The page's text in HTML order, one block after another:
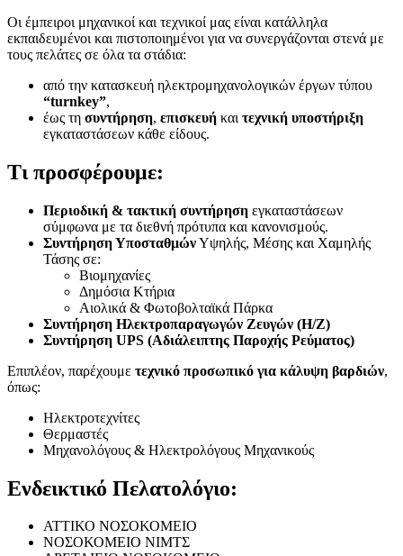
Οι έμπειροι μηχανικοί και τεχνικοί μας είναι κατάλληλα
εκπαιδευμένοι και πιστοποιημένοι για να συνεργάζονται στενά με
τους πελάτες σε όλα τα στάδια:
από την κατασκευή ηλεκτρομηχανολογικών έργων τύπου
“turnkey”,
έως τη συντήρηση, επισκευή και τεχνική υποστήριξη
εγκαταστάσεων κάθε είδους.
Τι προσφέρουμε:
Περιοδική & τακτική συντήρηση εγκαταστάσεων
σύμφωνα με τα διεθνή πρότυπα και κανονισμούς.
Συντήρηση ΥποσταθμώνΥψηλής, Μέσης και Χαμηλής
Τάσης σε:
Βιομηχανίες
Δημόσια Κτήρια
Αιολικά & Φωτοβολταϊκά Πάρκα
Συντήρηση Ηλεκτροπαραγωγών Ζευγών (Η/Ζ)
Συντήρηση UPS (Αδιάλειπτης Παροχής Ρεύματος)
Επιπλέον, παρέχουμε τεχνικό προσωπικό για κάλυψη βαρδιών,
όπως:
Ηλεκτροτεχνίτες
Θερμαστές
Μηχανολόγους & Ηλεκτρολόγους Μηχανικούς
Ενδεικτικό Πελατολόγιο:
ΑΤΤΙΚΟ ΝΟΣΟΚΟΜΕΙΟ
ΝΟΣΟΚΟΜΕΙΟ ΝΙΜΤΣ